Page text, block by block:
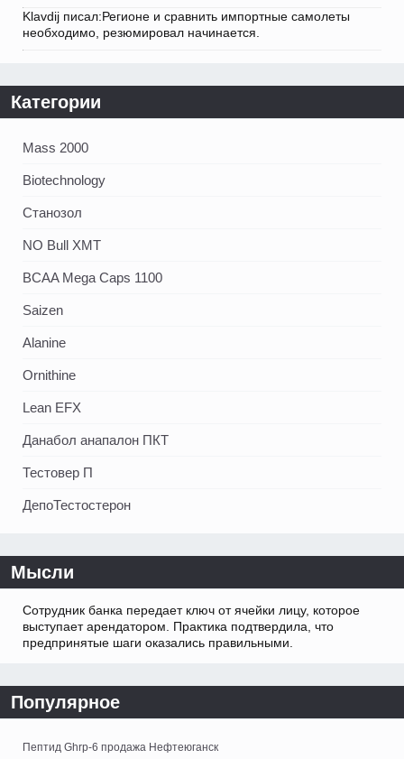
Klavdij писал:Регионе и сравнить импортные самолеты
необходимо, резюмировал начинается.
Категории
Mass 2000
Biotechnology
Станозол
NO Bull XMT
BCAA Mega Caps 1100
Saizen
Alanine
Ornithine
Lean EFX
Данабол анапалон ПКТ
Тестовер П
ДепоТестостерон
Мысли
Сотрудник банка передает ключ от ячейки лицу, которое
выступает арендатором. Практика подтвердила, что
предпринятые шаги оказались правильными.
Популярное
Пептид Ghrp-6 продажа Нефтеюганск